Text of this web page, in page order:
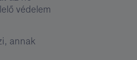
védelem
annak